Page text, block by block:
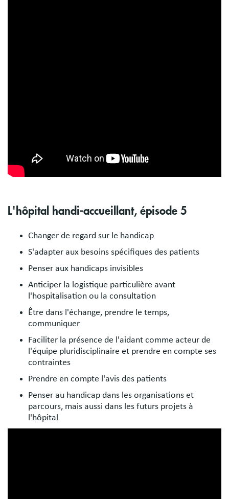
L'hôpital handi-accueillant, épisode 5
Changer de regard sur le handicap
S'adapter aux besoins spécifiques des patients
Penser aux handicaps invisibles
Anticiper la logistique particulière avant
l'hospitalisation ou la consultation
Être dans l'échange, prendre le temps,
communiquer
Faciliter la présence de l'aidant comme acteur de
l'équipe pluridisciplinaire et prendre en compte ses
contraintes
Prendre en compte l'avis des patients
Penser au handicap dans les organisations et
parcours, mais aussi dans les futurs projets à
l'hôpital